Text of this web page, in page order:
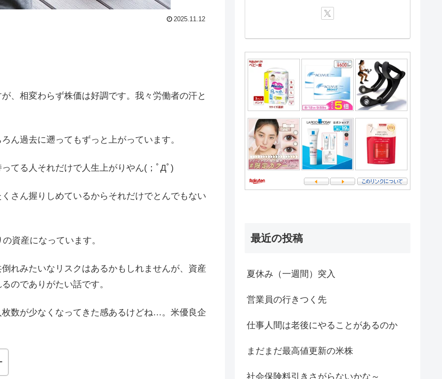
2025.11.12
、相変わらず株価は好調です。我々労働者の汗と
ん過去に遡ってもずっと上がっています。
てる人それだけで人生上がりやん(；ﾟДﾟ)
さん握りしめているからそれだけでとんでもない
資産になっています。
れみたいなリスクはあるかもしれませんが、資産
のでありがたい話です。
数が少なくなってきた感あるけどね…。米優良企
最近の投稿
夏休み（一週間）突入
営業員の行きつく先
仕事人間は老後にやることがあるのか
まだまだ最高値更新の米株
社会保険料引きさがらないかな～